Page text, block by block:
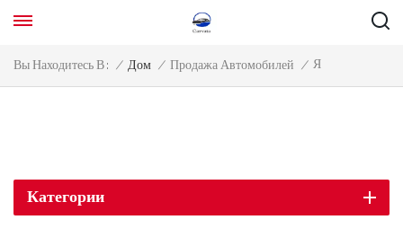
Вы Находитесь В : / Дом / Продажа Автомобилей / Я
Категории